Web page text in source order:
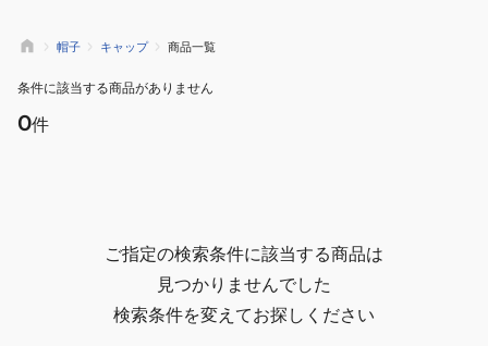
帽子 キャップ 商品一覧
条件に該当する商品がありません
0件
ご指定の検索条件に該当する商品は
見つかりませんでした
検索条件を変えてお探しください